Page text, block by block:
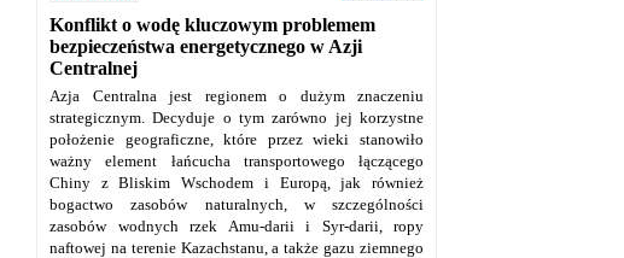
Konflikt o wodę kluczowym problemem
bezpieczeństwa energetycznego w Azji
Centralnej
Azja Centralna jest regionem o dużym znaczeniu
strategicznym. Decyduje o tym zarówno jej korzystne
położenie geograficzne, które przez wieki stanowiło
ważny element łańcucha transportowego łączącego
Chiny z Bliskim Wschodem i Europą, jak również
bogactwo zasobów naturalnych, w szczególności
zasobów wodnych rzek Amu-darii i Syr-darii, ropy
naftowej na terenie Kazachstanu, a także gazu ziemnego